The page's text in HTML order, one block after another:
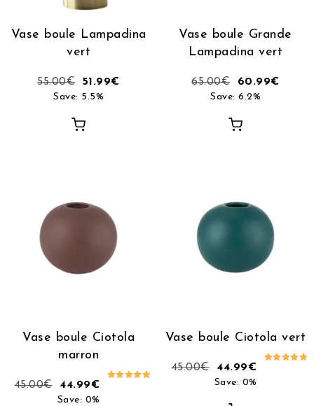
Vase boule Lampadina
vert
55.00€ 51.99€
Save: 5.5%
Vase boule Grande
Lampadina vert
65.00€ 60.99€
Save: 6.2%
Vase boule Ciotola
marron
45.00€ 44.99€
Save: 0%
Vase boule Ciotola vert
45.00€ 44.99€
Save: 0%